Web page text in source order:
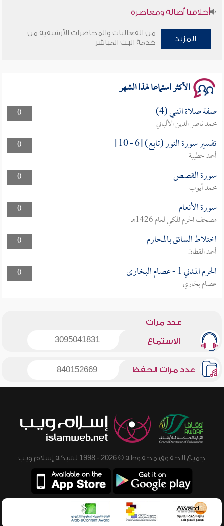
أخلاقنا أصالة ومعاصرة
وأمنهم من خوف 9
المزيد
من الفعاليات والمحاضرات الأرشيفية من
خدمة البث المباشر
الأكثر استماعا لهذا الشهر
0 صفة صلاة النبي (4)
محمد ناصر الدين الألباني
0
تفسير سورة النور (تابع) [6 - 10]
أحمد حطيبة
0
سورة القصص
محمد أيوب
0
سورة الأنعام
مصحف الحرم المكي لعام 1426هـ
0
اختلاط السائق بالمحارم
أحمد القطان
0
الحرم المدني 1 - عصام البخارى
عصام بخاري
عدد مرات
الاستماع 3095041831
عدد مرات الحفظ 840152669
جميع الحقوق محفوظة © 2026 - 1998 لشبكة إسلام ويب